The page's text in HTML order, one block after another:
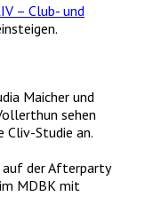
– Club- und